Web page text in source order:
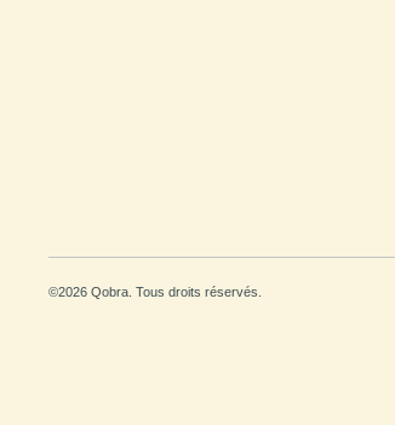
©2026 Qobra. Tous droits réservés.